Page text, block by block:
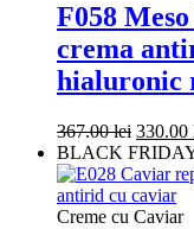
F058
crema
hialuronic
367.00lei Prețul
inițial
a
fost:
367.00
330.00
BLACK
Creme cu Caviar